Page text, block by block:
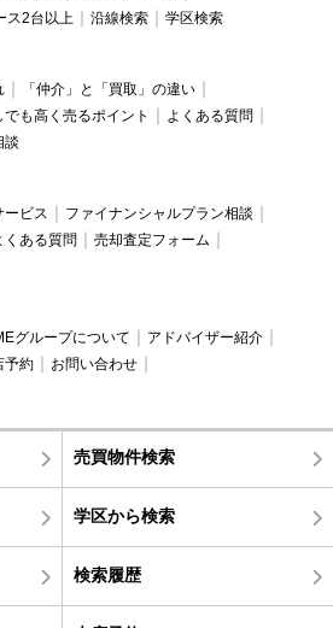
ス2台以上 沿線検索 学区検索
「仲介」と「買取」の違い
でも高く売るポイント
よくある質問
談
ービス
ファイナンシャルプラン相談
くある質問
売却査定フォーム
グループについて
アドバイザー紹介
予約
お問い合わせ
売買物件検索
学区から検索
検索履歴